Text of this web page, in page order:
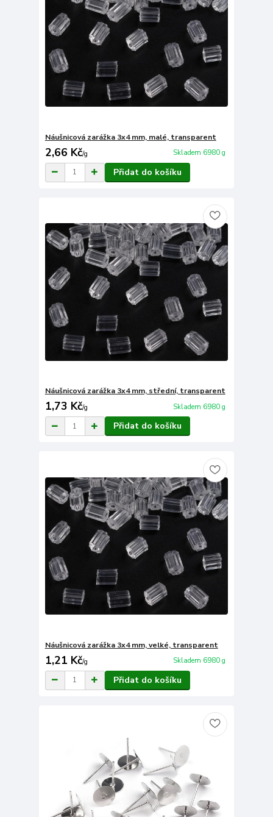
Náušnicová zarážka 3x4 mm, malé, transparent
2,66 Kč/g Skladem 6980 g
Přidat do košíku
Náušnicová zarážka 3x4 mm, střední, transparent
1,73 Kč/g Skladem 6980 g
Přidat do košíku
Náušnicová zarážka 3x4 mm, velké, transparent
1,21 Kč/g Skladem 6980 g
Přidat do košíku